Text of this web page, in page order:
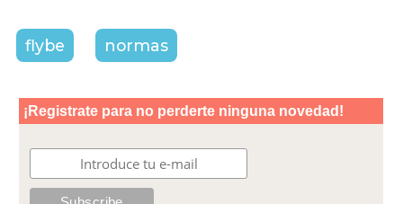
flybe normas